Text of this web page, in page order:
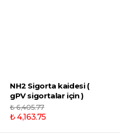
NH2 Sigorta kaidesi (
gPV sigortalar için )
₺ 6,405.77
₺ 4,163.75